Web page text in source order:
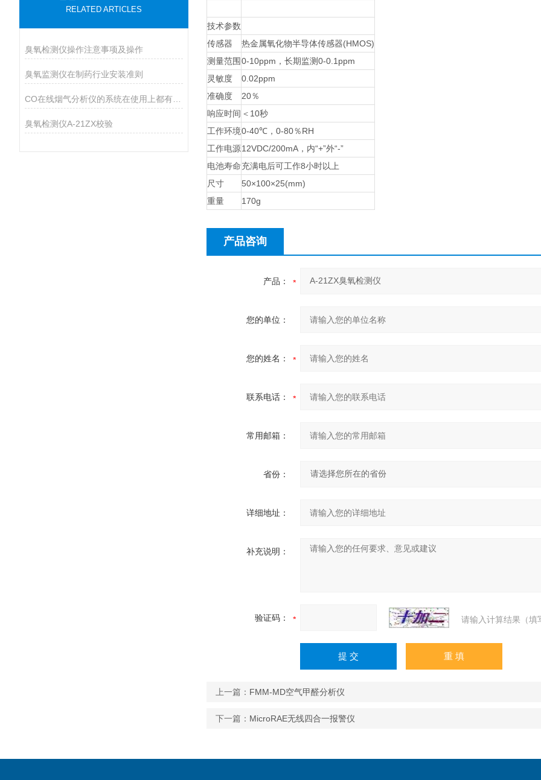
RELATED ARTICLES
臭氧检测仪操作注意事项及操作
臭氧监测仪在制药行业安装准则
臭氧检测仪A-21ZX校验
技术参数
传感器
热金属氧化物半导体传感器(HMOS)
测量范围0-10ppm，长期监测0-0.1ppm
灵敏度
0.02ppm
准确度
20％
响应时间 ＜10秒
工作环境0-40℃，0-80％RH
工作电源12VDC/200mA，内“+”外“-”
电池寿命充满电后可工作8小时以上
尺寸
50×100×25(mm)
重量
170g
产品咨询
产品：
您的单位：
您的姓名：
联系电话：
常用邮箱：
省份：
详细地址：
补充说明：
验证码： 请输入计算结果（填
上一篇： FMM-MD空气甲醛分析仪
下一篇： MicroRAE无线四合一报警仪